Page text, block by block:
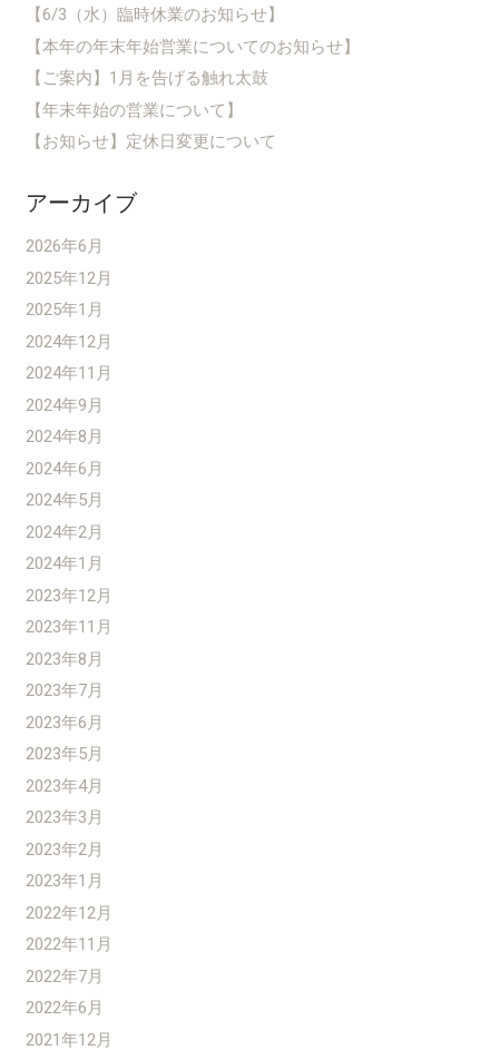
【6/3（水）臨時休業のお知らせ】
【本年の年末年始営業についてのお知らせ】
【ご案内】1月を告げる触れ太鼓
【年末年始の営業について】
【お知らせ】定休日変更について
アーカイブ
2026年6月
2025年12月
2025年1月
2024年12月
2024年11月
2024年9月
2024年8月
2024年6月
2024年5月
2024年2月
2024年1月
2023年12月
2023年11月
2023年8月
2023年7月
2023年6月
2023年5月
2023年4月
2023年3月
2023年2月
2023年1月
2022年12月
2022年11月
2022年7月
2022年6月
2021年12月